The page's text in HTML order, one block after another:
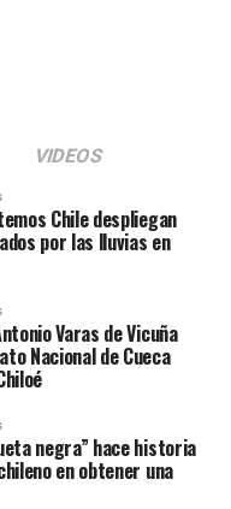
VIDEOS
Chile despliegan
por las lluvias en
Varas de Vicuña
Nacional de Cueca
negra” hace historia
en obtener una